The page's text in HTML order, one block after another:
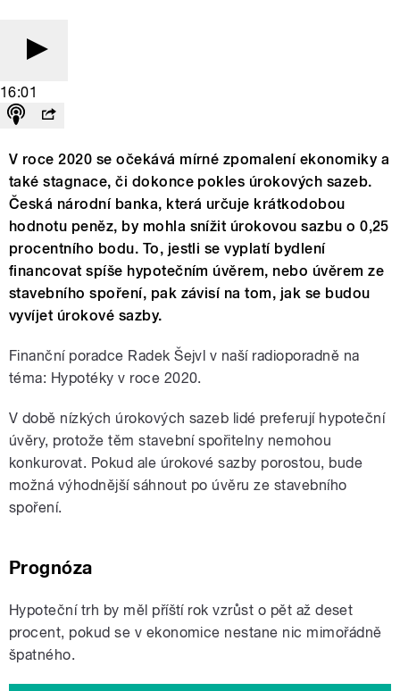
16:01
V roce 2020 se očekává mírné zpomalení ekonomiky a
také stagnace, či dokonce pokles úrokových sazeb.
Česká národní banka, která určuje krátkodobou
hodnotu peněz, by mohla snížit úrokovou sazbu o 0,25
procentního bodu. To, jestli se vyplatí bydlení
financovat spíše hypotečním úvěrem, nebo úvěrem ze
stavebního spoření, pak závisí na tom, jak se budou
vyvíjet úrokové sazby.
Finanční poradce Radek Šejvl v naší radioporadně na
téma: Hypotéky v roce 2020.
V době nízkých úrokových sazeb lidé preferují hypoteční
úvěry, protože těm stavební spořitelny nemohou
konkurovat. Pokud ale úrokové sazby porostou, bude
možná výhodnější sáhnout po úvěru ze stavebního
spoření.
Prognóza
Hypoteční trh by měl příští rok vzrůst o pět až deset
procent, pokud se v ekonomice nestane nic mimořádně
špatného.